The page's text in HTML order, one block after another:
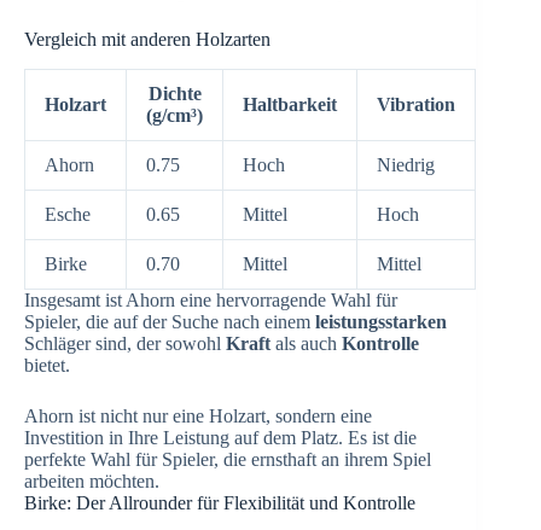
Vergleich mit anderen Holzarten
Holzart
Dichte
(g/cm³)
Haltbarkeit Vibration
Ahorn 0.75 Hoch Niedrig
Esche 0.65 Mittel Hoch
Birke 0.70 Mittel
Mittel
Insgesamt ist Ahorn eine hervorragende Wahl für
Spieler, die auf der Suche nach einem leistungsstarken
Schläger sind, der sowohl Kraft als auch Kontrolle
bietet.
Ahorn ist nicht nur eine Holzart, sondern eine
Investition in Ihre Leistung auf dem Platz. Es ist die
perfekte Wahl für Spieler, die ernsthaft an ihrem Spiel
arbeiten möchten.
Birke: Der Allrounder für Flexibilität und Kontrolle